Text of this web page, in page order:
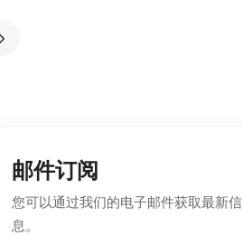
邮件订阅
您可以通过我们的电子邮件获取最新信
息。